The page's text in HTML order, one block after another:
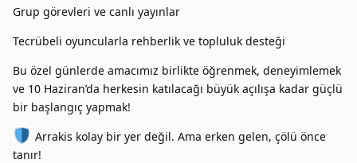
Grup görevleri ve canlı yayınlar
Tecrübeli oyuncularla rehberlik ve topluluk desteği
Bu özel günlerde amacımız birlikte öğrenmek, deneyimlemek
ve 10 Haziran’da herkesin katılacağı büyük açılışa kadar güçlü
bir başlangıç yapmak!
Arrakis kolay bir yer değil. Ama erken gelen, çölü önce
tanır!